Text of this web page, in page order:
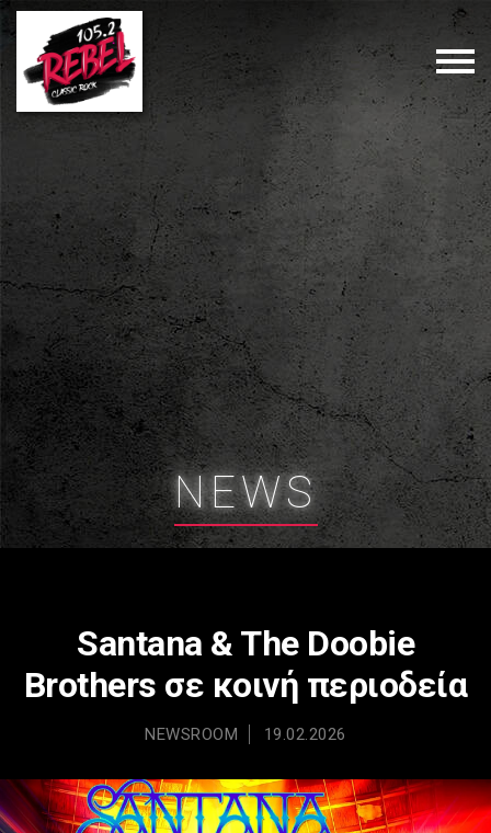
NEWS
Santana & The Doobie
Brothers σε κοινή περιοδεία
NEWSROOM 19.02.2026